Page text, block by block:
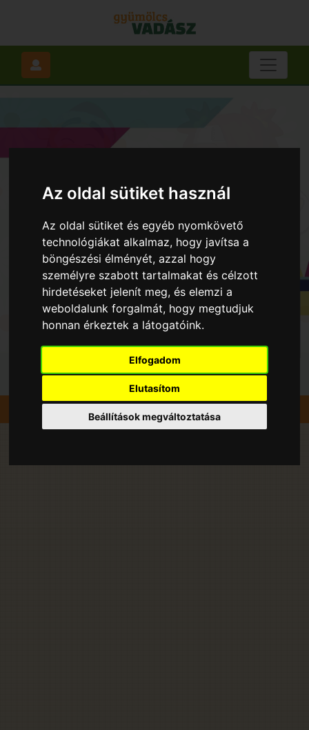
Az oldal sütiket használ
Az oldal sütiket és egyéb nyomkövető
technológiákat alkalmaz, hogy javítsa a
böngészési élményét, azzal hogy
személyre szabott tartalmakat és célzott
hirdetéseket jelenít meg, és elemzi a
weboldalunk forgalmát, hogy megtudjuk
honnan érkeztek a látogatóink.
Elfogadom
Elutasítom
Beállítások megváltoztatása
Szedd magad